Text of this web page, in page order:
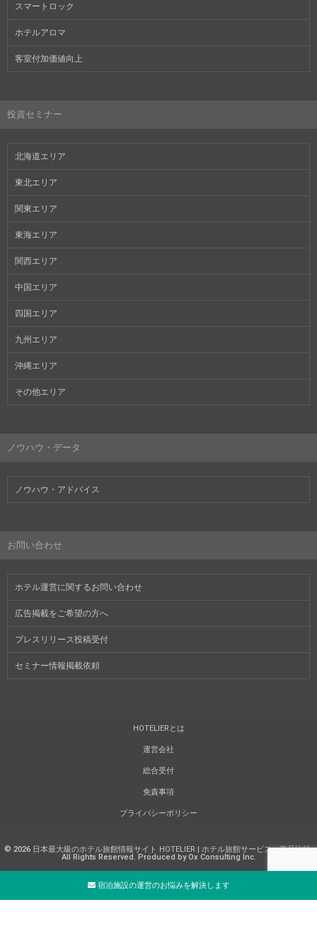
スマートロック
ホテルアロマ
客室付加価値向上
投資セミナー
北海道エリア
東北エリア
関東エリア
東海エリア
関西エリア
中国エリア
四国エリア
九州エリア
沖縄エリア
その他エリア
ノウハウ・データ
ノウハウ・アドバイス
お問い合わせ
ホテル運営に関するお問い合わせ
広告掲載をご希望の方へ
プレスリリース投稿受付
セミナー情報掲載依頼
HOTELIERとは
運営会社
総合受付
免責事項
プライバシーポリシー
© 2026 日本最大級のホテル旅館情報サイト HOTELIER | ホテル旅館サービス・商品比較.
All Rights Reserved. Produced by Ox Consulting Inc.
宿泊施設の運営のお悩みを解決します